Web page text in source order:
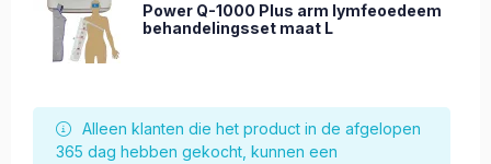
Power Q-1000 Plus arm lymfeoedeem
behandelingsset maat L
Alleen klanten die het product in de afgelopen
365 dag hebben gekocht, kunnen een